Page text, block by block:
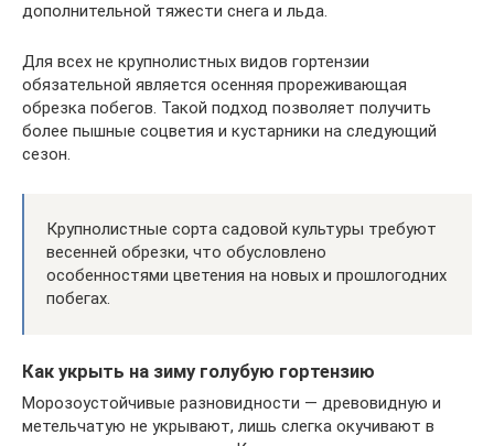
дополнительной тяжести снега и льда.
Для всех не крупнолистных видов гортензии
обязательной является осенняя прореживающая
обрезка побегов. Такой подход позволяет получить
более пышные соцветия и кустарники на следующий
сезон.
Крупнолистные сорта садовой культуры требуют
весенней обрезки, что обусловлено
особенностями цветения на новых и прошлогодних
побегах.
Как укрыть на зиму голубую гортензию
Морозоустойчивые разновидности — древовидную и
метельчатую не укрывают, лишь слегка окучивают в